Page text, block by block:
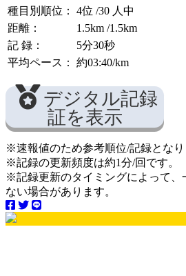
種目別順位：
4位 /30 人中
距離：
1.5km /1.5km
記 録：
5分30秒
平均ペース：
約03:40/km
デジタル記録
証を表示
※速報値のため参考順位/記録となり
※記録の更新頻度は約1分/回です。
※記録更新のタイミングによって、
ない場合があります。